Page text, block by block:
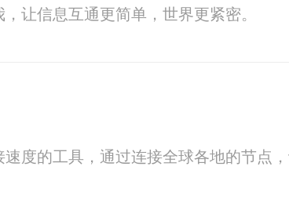
让信息互通更简单，世界更紧密。
度的工具，通过连接全球各地的节点